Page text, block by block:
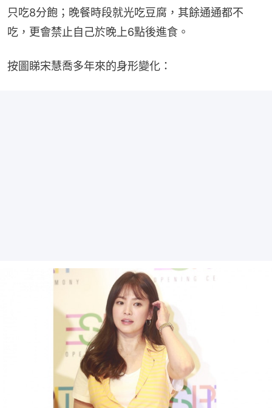
只吃8分飽；晚餐時段就光吃豆腐，其餘通通都不
吃，更會禁止自己於晚上6點後進食。
按圖睇宋慧喬多年來的身形變化：